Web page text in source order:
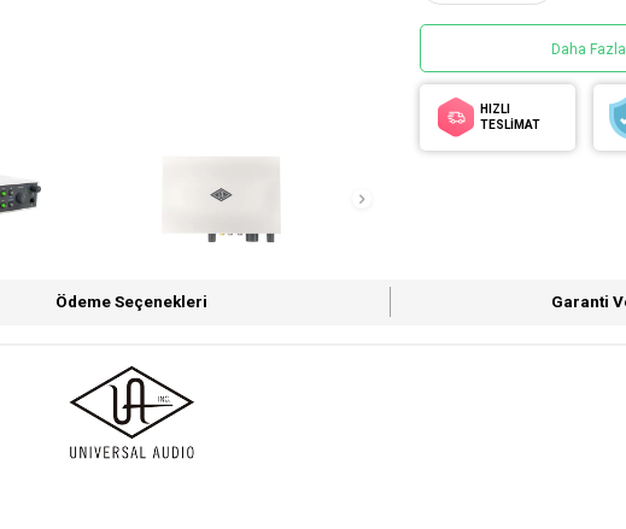
Daha Fazla
HIZLI
TESLİMAT
Ödeme Seçenekleri Garanti